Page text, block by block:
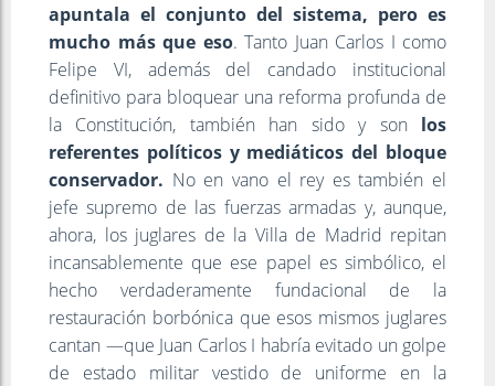
apuntala el conjunto del sistema, pero es
mucho más que eso. Tanto Juan Carlos I como
Felipe VI, además del candado institucional
definitivo para bloquear una reforma profunda de
la Constitución, también han sido y son los
referentes políticos y mediáticos del bloque
conservador. No en vano el rey es también el
jefe supremo de las fuerzas armadas y, aunque,
ahora, los juglares de la Villa de Madrid repitan
incansablemente que ese papel es simbólico, el
hecho verdaderamente fundacional de la
restauración borbónica que esos mismos juglares
cantan —que Juan Carlos I habría evitado un golpe
de estado militar vestido de uniforme en la